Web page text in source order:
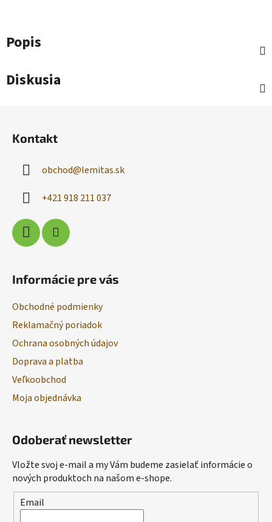
Popis
Diskusia
Kontakt
obchod@lemitas.sk
+421 918 211 037
Informácie pre vás
Obchodné podmienky
Reklamačný poriadok
Ochrana osobných údajov
Doprava a platba
Veľkoobchod
Moja objednávka
Odoberať newsletter
Vložte svoj e-mail a my Vám budeme zasielať informácie o
nových produktoch na našom e-shope.
Email